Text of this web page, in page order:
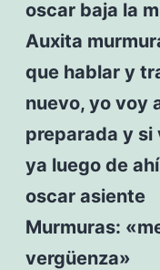
oscar baja la
Auxita
que hablar y
nuevo, yo voy
preparada y si
ya luego de
oscar asiente
Murmuras:
vergüenza»